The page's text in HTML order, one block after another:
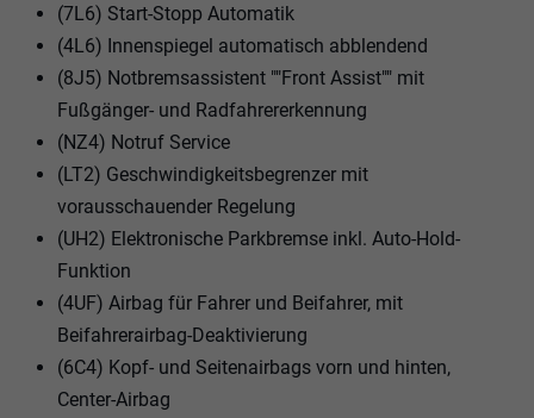
(7L6) Start-Stopp Automatik
(4L6) Innenspiegel automatisch abblendend
(8J5) Notbremsassistent ""Front Assist"" mit
Fußgänger- und Radfahrererkennung
(NZ4) Notruf Service
(LT2) Geschwindigkeitsbegrenzer mit
vorausschauender Regelung
(UH2) Elektronische Parkbremse inkl. Auto-Hold-
Funktion
(4UF) Airbag für Fahrer und Beifahrer, mit
Beifahrerairbag-Deaktivierung
(6C4) Kopf- und Seitenairbags vorn und hinten,
Center-Airbag